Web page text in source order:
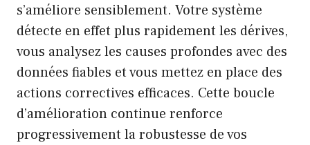
s’améliore sensiblement. Votre système
détecte en effet plus rapidement les dérives,
vous analysez les causes profondes avec des
données fiables et vous mettez en place des
actions correctives efficaces. Cette boucle
d’amélioration continue renforce
progressivement la robustesse de vos